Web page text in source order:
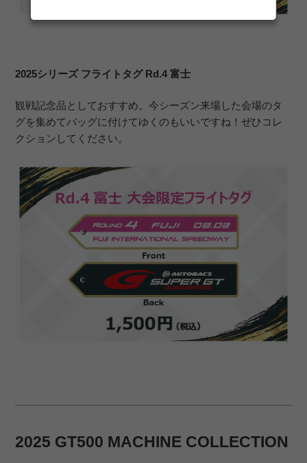
2025シリーズ フライトタグ Rd.4 富士
観戦記念品としておすすめ。今シーズン来場した会場のタ
グを集めてバッグに付けてゆくのもいいですね！ぜひコレ
クションしてください。
2025 GT500 MACHINE COLLECTION